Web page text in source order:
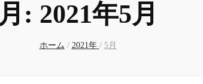
月: 2021年5月
ホーム / 2021年 / 5月